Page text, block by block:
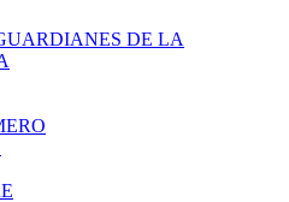
DE LA